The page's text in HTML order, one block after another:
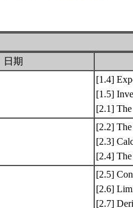
日期
[1.4]
[1.5]
[2.1]
[2.2]
[2.3]
[2.4]
[2.5]
[2.6]
[2.7]